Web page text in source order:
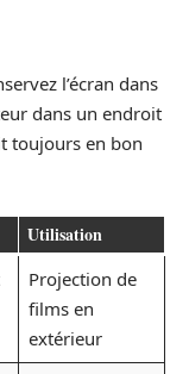
l’écran dans
dans un endroit
toujours en bon
Utilisation
Projection de
films en
extérieur